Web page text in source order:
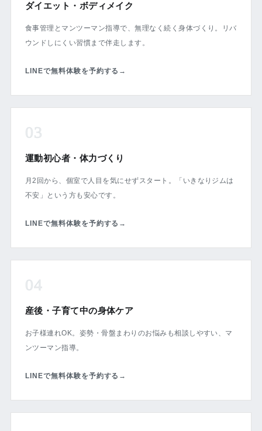
ダイエット・ボディメイク
食事管理とマンツーマン指導で、無理なく続く身体づくり。リバ
ウンドしにくい習慣まで伴走します。
LINEで無料体験を予約する →
03
運動初心者・体力づくり
月2回から、個室で人目を気にせずスタート。「いきなりジムは
不安」という方も安心です。
LINEで無料体験を予約する →
04
産後・子育て中の身体ケア
お子様連れOK。姿勢・骨盤まわりのお悩みも相談しやすい、マ
ンツーマン指導。
LINEで無料体験を予約する →